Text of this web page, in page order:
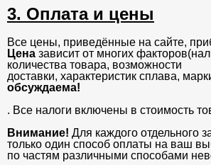
3. Оплата и цены
Все цены, приведённые на сайте,
Цена зависит от многих
количества товара, возможности
доставки, характеристик сплава,
обсуждаема!
. Все налоги включены в стоимость
Внимание! Для каждого отдельного
только один способ оплаты на ваш
по частям различными способами